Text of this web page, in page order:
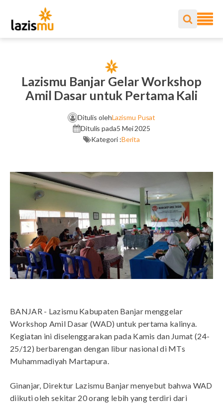
Lazismu Banjar Gelar Workshop
Amil Dasar untuk Pertama Kali
Ditulis olehLazismu Pusat
Ditulis pada5 Mei 2025
Kategori :Berita
BANJAR - Lazismu Kabupaten Banjar menggelar
Workshop Amil Dasar (WAD) untuk pertama kalinya.
Kegiatan ini diselenggarakan pada Kamis dan Jumat (24-
25/12) berbarengan dengan libur nasional di MTs
Muhammadiyah Martapura.
Ginanjar, Direktur Lazismu Banjar menyebut bahwa WAD
diikuti oleh sekitar 20 orang lebih yang terdiri dari